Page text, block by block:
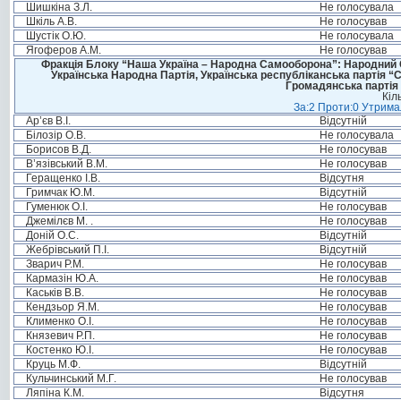
Шишкіна З.Л.
Не голосувала
Шкіль А.В.
Не голосував
Шустік О.Ю.
Не голосувала
Ягоферов А.М.
Не голосував
Фракція Блоку “Наша Україна – Народна Самооборона”: Народний
Українська Народна Партія, Українська республіканська
Громадянська
За:2 Проти:0
Ар’єв В.І.
Відсутній
Білозір О.В.
Не голосувала
Борисов В.Д.
Не голосував
В’язівський В.М.
Не голосував
Геращенко І.В.
Відсутня
Гримчак Ю.М.
Відсутній
Гуменюк О.І.
Не голосував
Джемілєв М. .
Не голосував
Доній О.С.
Відсутній
Жебрівський П.І.
Відсутній
Зварич Р.М.
Не голосував
Кармазін Ю.А.
Не голосував
Каськів В.В.
Не голосував
Кендзьор Я.М.
Не голосував
Клименко О.І.
Не голосував
Князевич Р.П.
Не голосував
Костенко Ю.І.
Не голосував
Круць М.Ф.
Відсутній
Кульчинський М.Г.
Не голосував
Ляпіна К.М.
Відсутня